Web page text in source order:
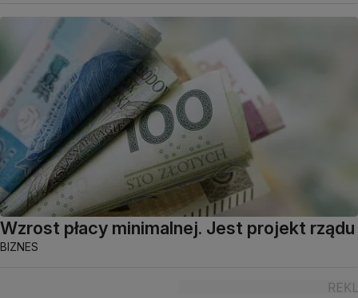
Wzrost płacy minimalnej. Jest projekt rządu
BIZNES